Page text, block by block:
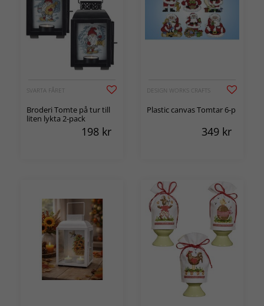
SVARTA FÅRET
Broderi Tomte på tur till
liten lykta 2-pack
198 kr
DESIGN WORKS CRAFTS
Plastic canvas Tomtar 6-p
349 kr